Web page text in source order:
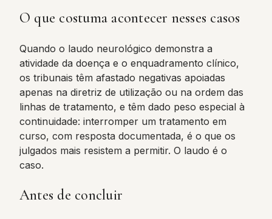
O que costuma acontecer nesses casos
Quando o laudo neurológico demonstra a
atividade da doença e o enquadramento clínico,
os tribunais têm afastado negativas apoiadas
apenas na diretriz de utilização ou na ordem das
linhas de tratamento, e têm dado peso especial à
continuidade: interromper um tratamento em
curso, com resposta documentada, é o que os
julgados mais resistem a permitir. O laudo é o
caso.
Antes de concluir